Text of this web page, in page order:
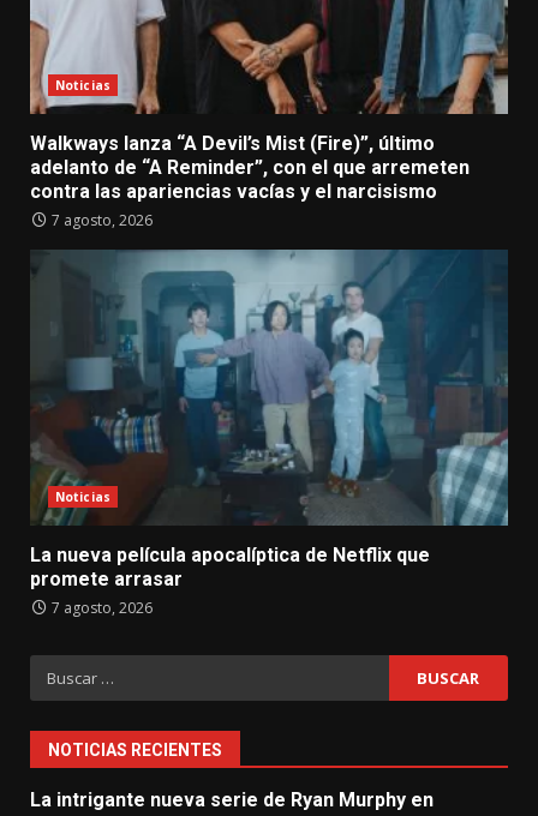
Noticias
Walkways lanza “A Devil’s Mist (Fire)”, último
adelanto de “A Reminder”, con el que arremeten
contra las apariencias vacías y el narcisismo
7 agosto, 2026
Noticias
La nueva película apocalíptica de Netflix que
promete arrasar
7 agosto, 2026
Buscar:
NOTICIAS RECIENTES
La intrigante nueva serie de Ryan Murphy en